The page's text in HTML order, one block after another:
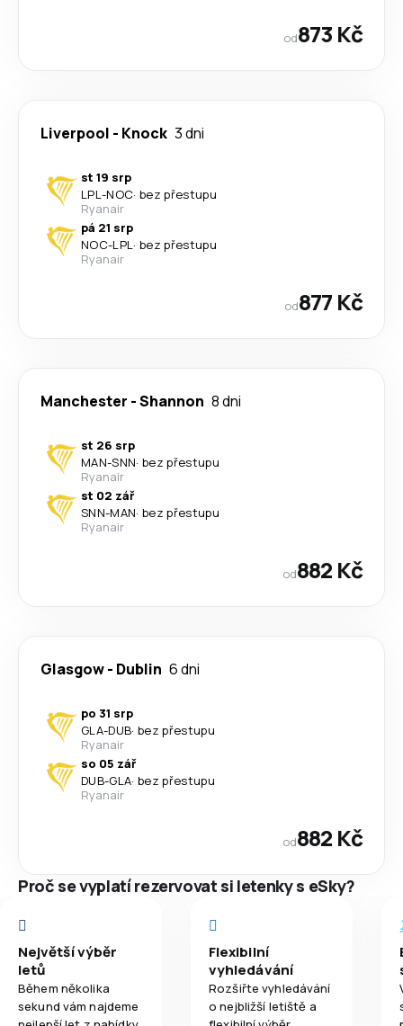
od873 Kč
Liverpool - Knock 3 dni
st 19 srp
LPL-NOC· bez přestupu
Ryanair
pá 21 srp
NOC-LPL· bez přestupu
Ryanair
od877 Kč
Manchester -Shannon 8 dni
st 26 srp
MAN-SNN· bez přestupu
Ryanair
st 02 zář
SNN-MAN· bez přestupu
Ryanair
od882 Kč
Glasgow- Dublin 6 dni
po 31 srp
GLA-DUB· bez přestupu
Ryanair
so 05 zář
DUB-GLA· bez přestupu
Ryanair
od882 Kč
Proč se vyplatí rezervovat si letenky s eSky?
Největší výběr
letů
Během několika
sekund vám najdeme
Flexibilní
vyhledávání
Rozšiřte vyhledávání
o nejbližší letiště a